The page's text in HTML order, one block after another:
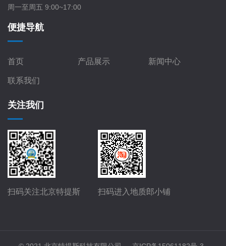
周一至周五 9:00~17:00
便捷导航
首页 产品展示 新闻中心
联系我们
关注我们
扫码关注北京特提斯 扫码进入地质郎小铺